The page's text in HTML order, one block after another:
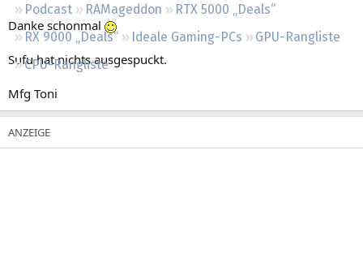
Podcast RAMageddon
RTX 5000 „Deals“
RX 9000 „Deals“
Ideale Gaming-PCs
GPU-Rangliste
CPU-Rangliste
Danke schonmal
Sufu hat nichts ausgespuckt.
Mfg Toni